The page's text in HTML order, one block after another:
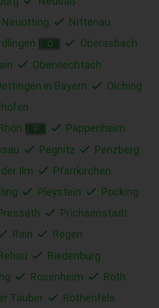
Neuötting
Nittenau
O
Oberasbach
Oberviechtach
in Bayern
Olching
P
Pappenheim
Pegnitz
Penzberg
Ilm
Pfarrkirchen
Pleystein
Pocking
Prichsenstadt
Rain
Regen
Riedenburg
Rosenheim
Roth
Tauber
Rothenfels